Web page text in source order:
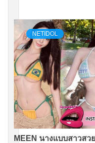
NETIDOL
MEEN นางแบบสาวสว